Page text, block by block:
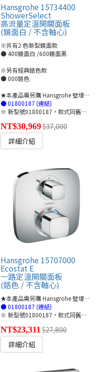
Hansgrohe 15734400
ShowerSelect
高流量定溫開關面板
(鏡面白 / 不含軸心)
※共有2 色新型鏡面款
● 400鏡面白 /600鏡面黑
※另有經典鉻色款
● 000鉻色
★本產品需另購 Hansgrohe 壁埋軸心管線盒ibox🔗
● 01800187 (連結)
※ 新型號01800187，款式同舊型號01800180
NT$30,969$37,000
詳細介紹
Hansgrohe 15707000
Ecostat E
一路定溫開關面板
(鉻色 / 不含軸心)
★本產品需另購 Hansgrohe 壁埋軸心管線盒ibox🔗
● 01800187 (連結)
※ 新型號01800187，款式同舊型號01800180
NT$23,311 $27,800
詳細介紹